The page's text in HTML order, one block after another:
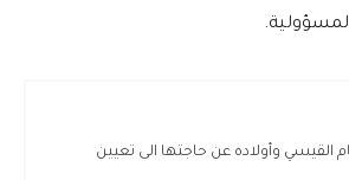
وأولاده عن حاجتها الى تعيين